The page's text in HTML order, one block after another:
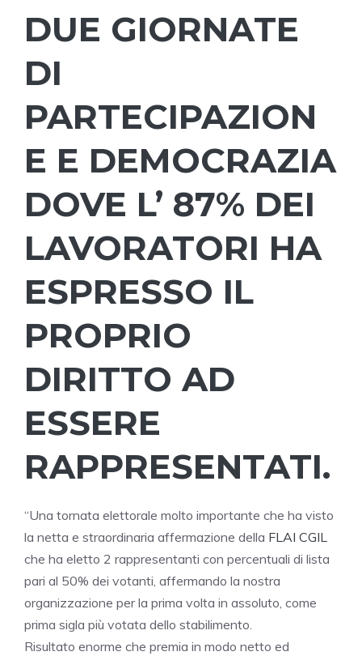
DUE GIORNATE
DI
PARTECIPAZION
E E DEMOCRAZIA
DOVE L’ 87% DEI
LAVORATORI HA
ESPRESSO IL
PROPRIO
DIRITTO AD
ESSERE
RAPPRESENTATI.
“Una tornata elettorale molto importante che ha visto
la netta e straordinaria affermazione della FLAI CGIL
che ha eletto 2 rappresentanti con percentuali di lista
pari al 50% dei votanti, affermando la nostra
organizzazione per la prima volta in assoluto, come
prima sigla più votata dello stabilimento.
Risultato enorme che premia in modo netto ed